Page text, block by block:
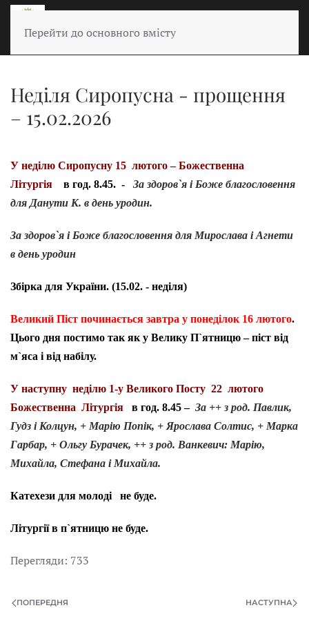
Перейти до основного вмісту
Неділя Сиропусна - прощення
– 15.02.2026
У неділю Сиропусну 15 лютого – Божественна
Літургія в год. 8.45. -
За здоров`я і Боже благословення
для Данути К. в день уродин.
За здоров`я і Боже благословення для Мирослава і Агнети
в день уродин
Збірка для України. (15.02. - неділя)
Великий Піст починається завтра у понеділок 16 лютого.
Цього дня постимо так як у Велику П`ятницю – піст від
м`яса і від набілу.
У наступну неділю 1-у Великого Посту 22 лютого
Божественна Літургія в год. 8.45 – За ++ з род. Павлик,
Гудз і Колцун, + Марію Попік, + Ярослава Солтис, + Марка
Гарбар, + Ольгу Бурачек, ++ з род. Ванкевич: Марію,
Михайла, Стефана і Михайла.
Катехези для молоді не буде.
Літургії в п`ятницю не буде.
Перегляди: 733
ПОПЕРЕДНЯ НАСТУПНА